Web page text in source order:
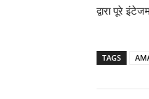
द्वारा पूरे
TAGS